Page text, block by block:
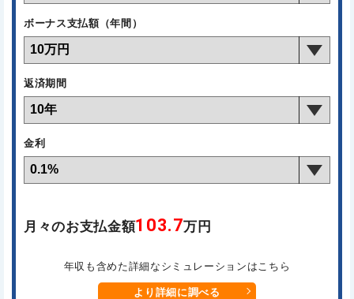
ボーナス支払額（年間）
返済期間
金利
月々のお支払金額103.7万円
年収も含めた詳細なシミュレーションはこちら
より詳細に調べる